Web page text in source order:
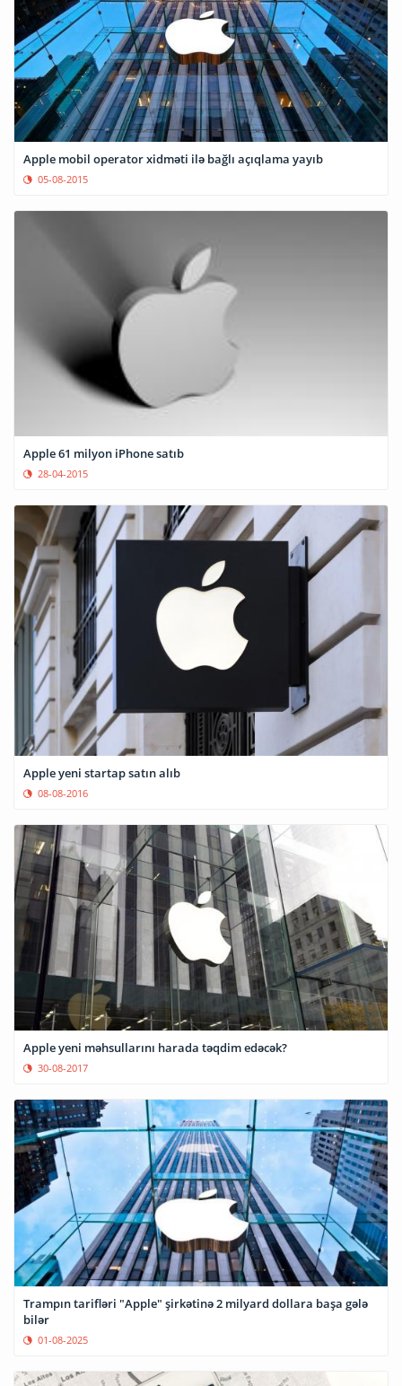
Apple mobil operator xidməti ilə bağlı açıqlama yayıb
05-08-2015
Apple 61 milyon iPhone satıb
28-04-2015
Apple yeni startap satın alıb
08-08-2016
Apple yeni məhsullarını harada təqdim edəcək?
30-08-2017
Trampın tarifləri "Apple" şirkətinə 2 milyard dollara başa gələ
bilər
01-08-2025